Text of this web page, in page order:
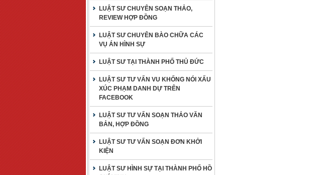
LUẬT SƯ CHUYÊN SOẠN THẢO,
REVIEW HỢP ĐỒNG
LUẬT SƯ CHUYÊN BÀO CHỮA CÁC
VỤ ÁN HÌNH SỰ
LUẬT SƯ TẠI THÀNH PHỐ THỦ ĐỨC
LUẬT SƯ TƯ VẤN VU KHỐNG NÓI XẤU
XÚC PHẠM DANH DỰ TRÊN
FACEBOOK
LUẬT SƯ TƯ VẤN SOẠN THẢO VĂN
BẢN, HỢP ĐỒNG
LUẬT SƯ TƯ VẤN SOẠN ĐƠN KHỞI
KIỆN
LUẬT SƯ HÌNH SỰ TẠI THÀNH PHỐ HỒ